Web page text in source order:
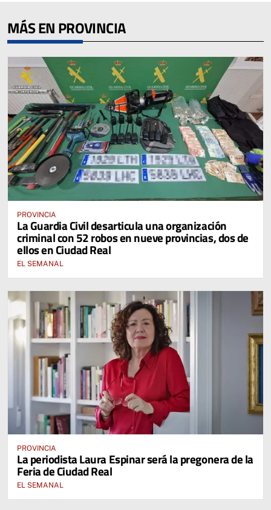
MÁS EN PROVINCIA
PROVINCIA
La Guardia Civil desarticula una organización
criminal con 52 robos en nueve provincias, dos de
ellos en Ciudad Real
EL SEMANAL
PROVINCIA
La periodista Laura Espinar será la pregonera de la
Feria de Ciudad Real
EL SEMANAL